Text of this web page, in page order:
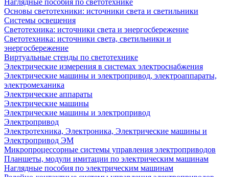
Наглядные пособия по светотехнике
Основы светотехники: источники света и светильники
Системы освещения
Светотехника: источники света и энергосбережение
Светотехника: источники света, светильники и
энергосбережение
Виртуальные стенды по светотехнике
Электрические измерения в системах электроснабжения
Электрические машины и электропривод, электроаппараты,
электромеханика
Электрические аппараты
Электрические машины
Электрические машины и электропривод
Электропривод
Электротехника, Электроника, Электрические машины и
Электропривод ЭМ
Микропроцессорные системы управления электроприводов
Планшеты, модули имитации по электрическим машинам
Наглядные пособия по электрическим машинам